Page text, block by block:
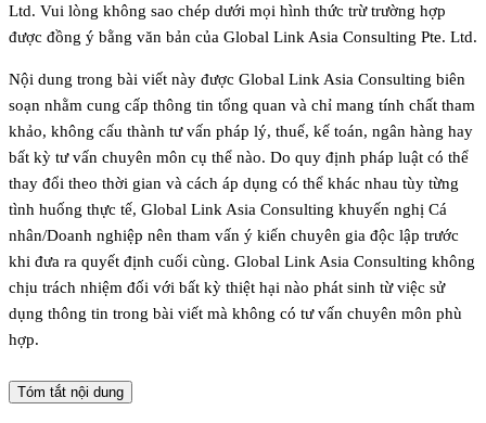
Ltd. Vui lòng không sao chép dưới mọi hình thức trừ trường hợp
được đồng ý bằng văn bản của Global Link Asia Consulting Pte. Ltd.
Nội dung trong bài viết này được Global Link Asia Consulting biên
soạn nhằm cung cấp thông tin tổng quan và chỉ mang tính chất tham
khảo, không cấu thành tư vấn pháp lý, thuế, kế toán, ngân hàng hay
bất kỳ tư vấn chuyên môn cụ thể nào. Do quy định pháp luật có thể
thay đổi theo thời gian và cách áp dụng có thể khác nhau tùy từng
tình huống thực tế, Global Link Asia Consulting khuyến nghị Cá
nhân/Doanh nghiệp nên tham vấn ý kiến chuyên gia độc lập trước
khi đưa ra quyết định cuối cùng. Global Link Asia Consulting không
chịu trách nhiệm đối với bất kỳ thiệt hại nào phát sinh từ việc sử
dụng thông tin trong bài viết mà không có tư vấn chuyên môn phù
hợp.
Tóm tắt nội dung